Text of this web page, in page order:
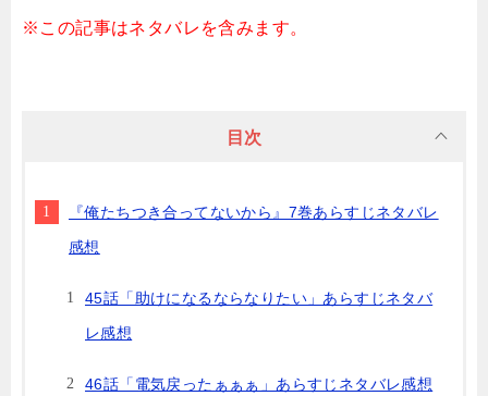
※この記事はネタバレを含みます。
目次
『俺たちつき合ってないから』7巻あらすじネタバレ
感想
45話「助けになるならなりたい」あらすじネタバ
レ感想
46話「電気戻ったぁぁぁ」あらすじネタバレ感想